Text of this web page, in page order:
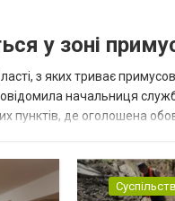
у зоні
з яких триває
начальниця
пунктів, де оголошена